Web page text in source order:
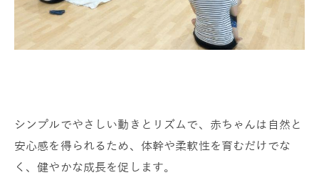
シンプルでやさしい動きとリズムで、赤ちゃんは自然と
安心感を得られるため、体幹や柔軟性を育むだけでな
く、健やかな成長を促します。